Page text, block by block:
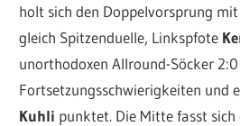
holt sich den Doppelvorsprung mit
gleich Spitzenduelle, Linkspfote
unorthodoxen Allround-Söcker
Fortsetzungsschwierigkeiten und
Kuhli punktet. Die Mitte fasst sich